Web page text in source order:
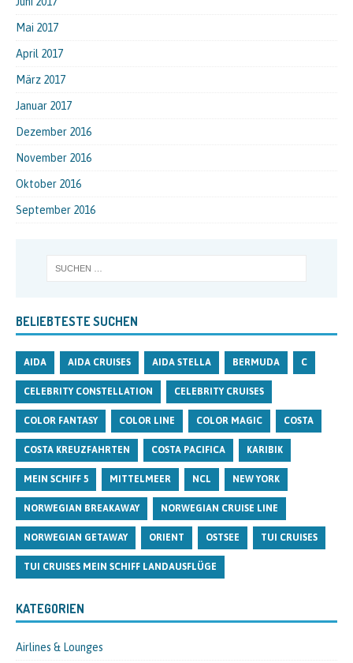
Mai 2017
April 2017
März 2017
Januar 2017
Dezember 2016
November 2016
Oktober 2016
September 2016
BELIEBTESTE SUCHEN
AIDA AIDA CRUISES AIDA STELLA BERMUDA C
CELEBRITY CONSTELLATION CELEBRITY CRUISES
COLOR FANTASY COLOR LINE COLOR MAGIC COSTA
COSTA KREUZFAHRTEN COSTA PACIFICA KARIBIK
MEIN SCHIFF 5 MITTELMEER NCL NEW YORK
NORWEGIAN BREAKAWAY NORWEGIAN CRUISE LINE
NORWEGIAN GETAWAY ORIENT OSTSEE TUI CRUISES
TUI CRUISES MEIN SCHIFF LANDAUSFLÜGE
KATEGORIEN
Airlines & Lounges